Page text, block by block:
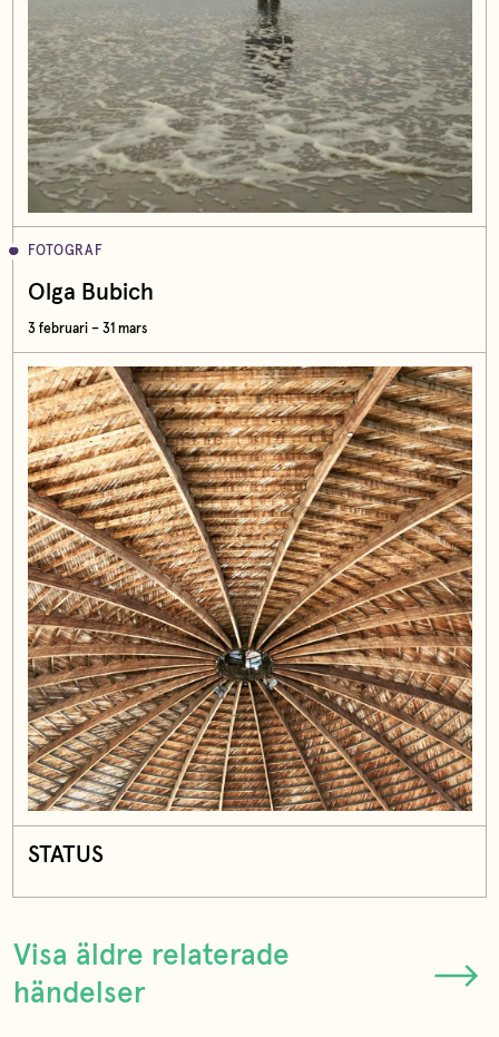
FOTOGRAF
Olga Bubich
3 februari – 31 mars
STATUS
Visa äldre relaterade
händelser